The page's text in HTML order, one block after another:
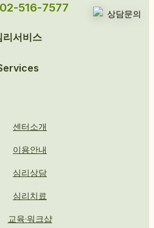
516-7577
리서비스
센터소개
이용안내
심리상담
심리치료
교육·워크샵